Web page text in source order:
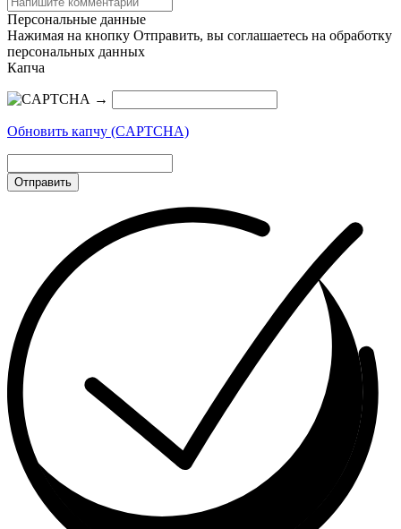
Персональные данные
Нажимая на кнопку Отправить, вы соглашаетесь на обработку
персональных данных
Капча
→
Обновить капчу (CAPTCHA)
Отправить